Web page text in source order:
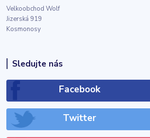
Velkoobchod Wolf
Jizerská 919
Kosmonosy
Sledujte nás
Facebook
Twitter